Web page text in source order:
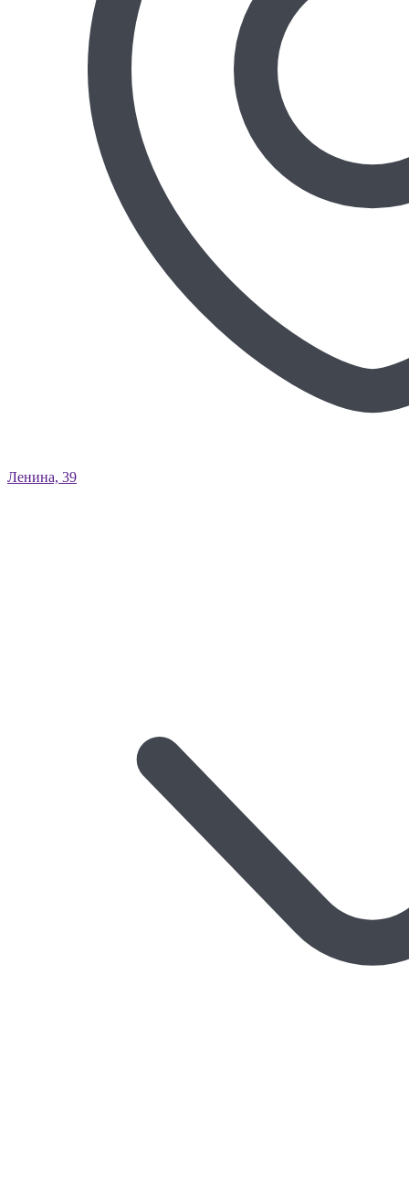
Ленина, 39